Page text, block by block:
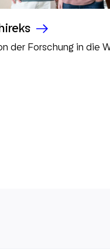
der Forschung in die